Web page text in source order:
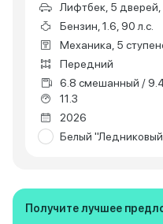
Лифтбек, 5 дверей,
Бензин, 1.6, 90 л.с.
Механика, 5
Передний
6.8 смешанный /
11.3
2026
Белый
Получите лучшее